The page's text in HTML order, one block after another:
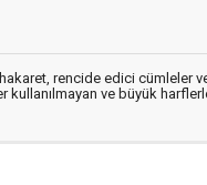
rencide edici cümleler
kullanılmayan ve büyük